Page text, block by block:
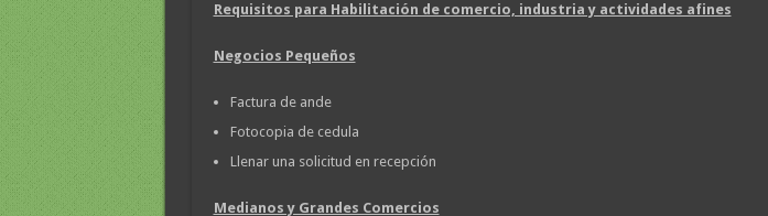
Requisitos para Habilitación de comercio, industria y actividades afines
Negocios Pequeños
Factura de ande
Fotocopia de cedula
Llenar una solicitud en recepción
Medianos y Grandes Comercios